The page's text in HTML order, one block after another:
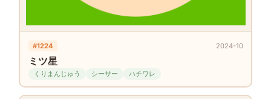
#1224 2024-10
ミツ星
くりまんじゅう シーサー ハチワレ